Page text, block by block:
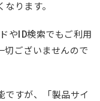
ります。
やID検索でもご利用
切ございませんので
ですが、「製品サイ